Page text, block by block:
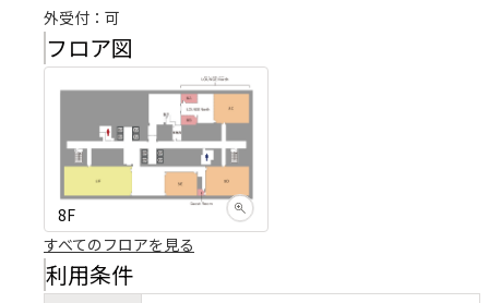
外受付：可
フロア図
8F
すべてのフロアを見る
利用条件